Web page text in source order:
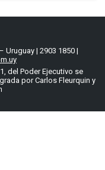
Uruguay | 2903 1850 |
del Poder Ejecutivo se
por Carlos Fleurquin y